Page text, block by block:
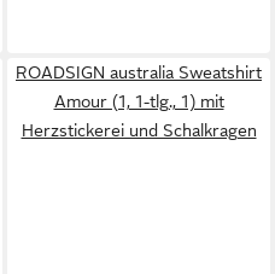
ROADSIGN australia Sweatshirt
Amour (1, 1-tlg., 1) mit
Herzstickerei und Schalkragen